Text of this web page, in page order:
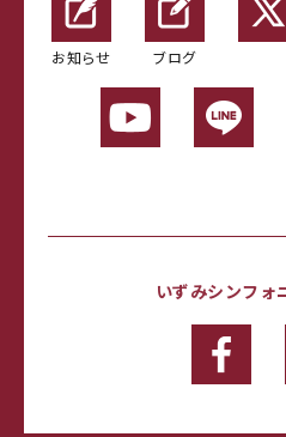
お知らせ ブログ
いずみシンフォ